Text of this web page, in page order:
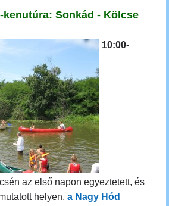
kenutúra: Sonkád - Kölcse
10:00-
az első napon egyeztetett, és
helyen, a Nagy Hód